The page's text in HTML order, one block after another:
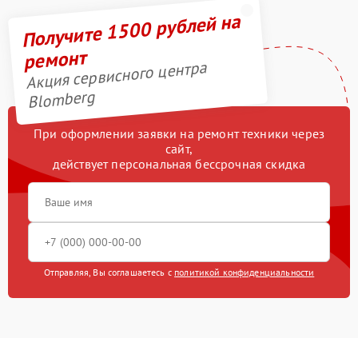
Получите 1500 рублей на
ремонт
Акция сервисного центра
Blomberg
При оформлении заявки на ремонт техники через
сайт,
действует персональная бессрочная скидка
Отправляя, Вы соглашаетесь с политикой конфиденциальности